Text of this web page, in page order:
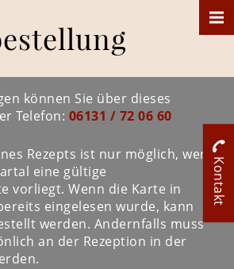
können Sie über dieses
Telefon: 06131 / 72 06 60
Rezepts ist nur möglich, wenn
eine gültige
vorliegt. Wenn die Karte in
eingelesen wurde, kann
werden. Andernfalls muss
an der Rezeption in der
Kontakt